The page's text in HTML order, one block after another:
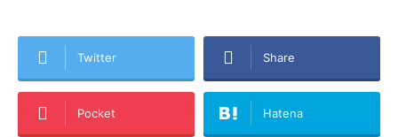
Twitter Share
Pocket Hatena